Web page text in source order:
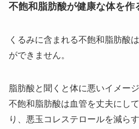
不飽和脂肪酸が健康な体を作
くるみに含まれる不飽和脂肪酸
ができません。
脂肪酸と聞くと体に悪いイメー
不飽和脂肪酸は血管を丈夫にし
り、悪玉コレステロールを減ら